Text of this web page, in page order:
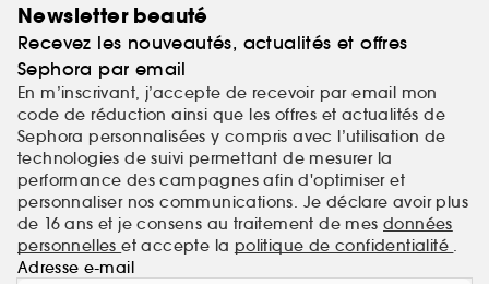
Newsletter beauté
Recevez les nouveautés, actualités et offres
Sephora par email
En m’inscrivant, j’accepte de recevoir par email mon
code de réduction ainsi que les offres et actualités de
Sephora personnalisées y compris avec l’utilisation de
technologies de suivi permettant de mesurer la
performance des campagnes afin d'optimiser et
personnaliser nos communications. Je déclare avoir plus
de 16 ans et je consens au traitement de mes données
personnelleset accepte la politique de confidentialité .
Adresse e-mail